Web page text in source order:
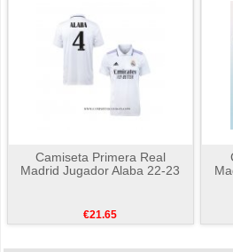
Camiseta Primera Real
Madrid Jugador Alaba 22-23
€21.65